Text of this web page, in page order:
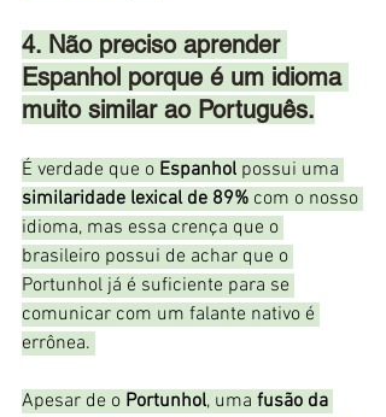
4. Não preciso aprender
Espanhol porque é um idioma
muito similar ao Português.
É verdade que o Espanhol possui uma
similaridade lexical de 89% com o nosso
idioma, mas essa crença que o
brasileiro possui de achar que o
Portunhol já é suficiente para se
comunicar com um falante nativo é
errônea.
Apesar de o Portunhol, uma fusão da